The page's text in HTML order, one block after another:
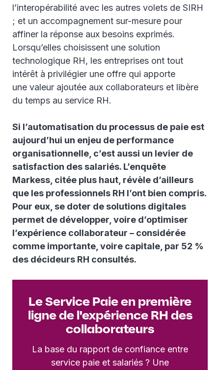
l’interopérabilité avec les autres volets de SIRH
; et un accompagnement sur-mesure pour
affiner la réponse aux besoins exprimés.
Lorsqu’elles choisissent une solution
technologique RH, les entreprises ont tout
intérêt à privilégier une offre qui apporte
une valeur ajoutée aux collaborateurs et libère
du temps au service RH.
Si l’automatisation du processus de paie est
aujourd’hui un enjeu de performance
organisationnelle, c’est aussi un levier de
satisfaction des salariés. L’enquête
Markess, citée plus haut, révèle d’ailleurs
que les professionnels RH l’ont bien compris.
Pour eux, se doter de solutions digitales
permet de développer, voire d’optimiser
l’expérience collaborateur – considérée
comme importante, voire capitale, par 52 %
des décideurs RH consultés.
Le Service Paie en première
ligne de l'expérience RH des
collaborateurs
La base du rapport de confiance entre
service paie et salariés ? Une